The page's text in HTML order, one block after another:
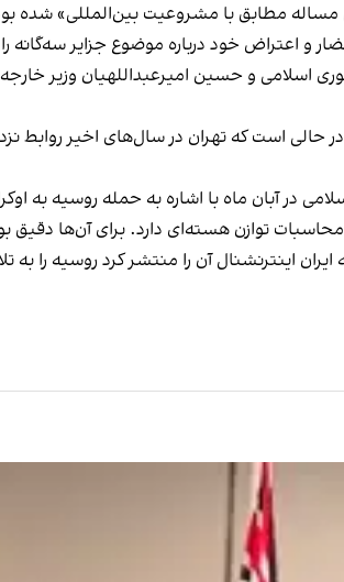
مطابق با مشروعیت بین‌المللی» شده
و اعتراض خود درباره موضوع جزایر سه‌گانه را
اسلامی و حسین امیرعبداللهیان وزیر
است که تهران در سال‌های اخیر روابط
در آبان ماه با اشاره به حمله روسیه به
توازن هسته‌ای دارد. برای آن‌ها دقیق